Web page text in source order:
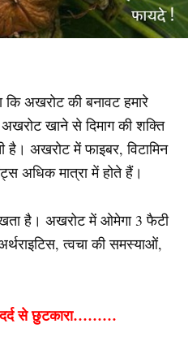
कि अखरोट की बनावट हमारे
खाने से दिमाग की शक्ति
है। अखरोट में फाइबर, विटामिन
अधिक मात्रा में होते हैं।
है। अखरोट में ओमेगा 3 फैटी
त्वचा की समस्याओं,
से छुटकारा………